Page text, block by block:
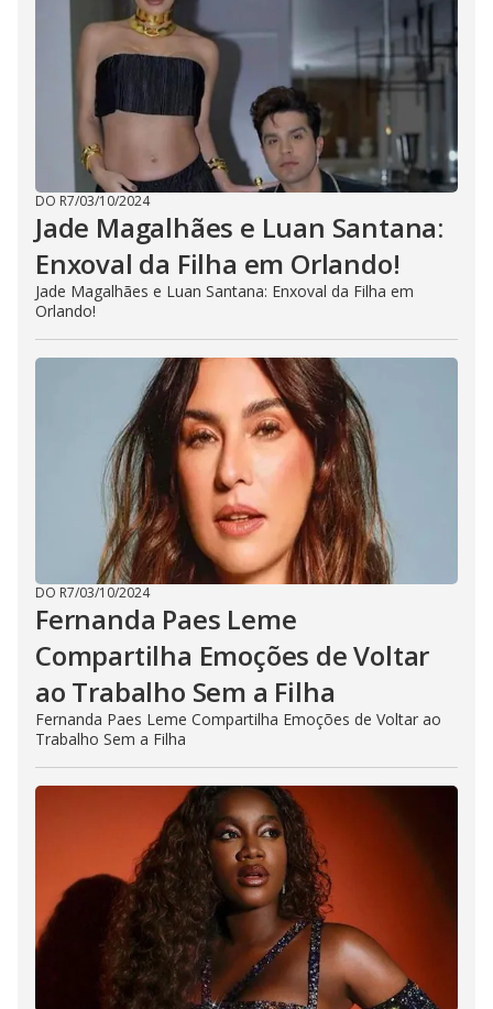
DO R7/03/10/2024
Jade Magalhães e Luan Santana:
Enxoval da Filha em Orlando!
Jade Magalhães e Luan Santana: Enxoval da Filha em
Orlando!
DO R7/03/10/2024
Fernanda Paes Leme
Compartilha Emoções de Voltar
ao Trabalho Sem a Filha
Fernanda Paes Leme Compartilha Emoções de Voltar ao
Trabalho Sem a Filha